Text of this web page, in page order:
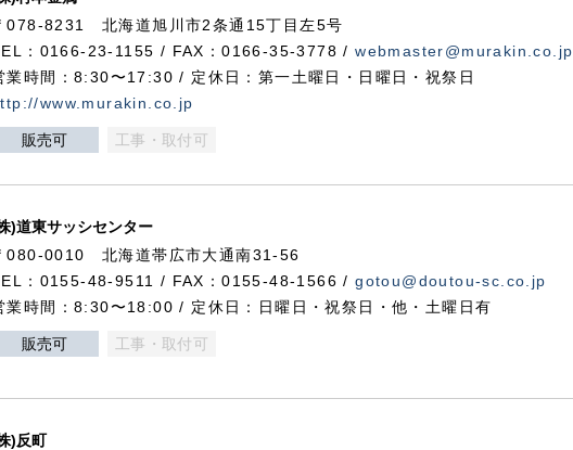
078-8231 北海道旭川市2条通15丁目左5号
：0166-23-1155 / FAX：0166-35-3778 /webmaster@murakin.co.jp
業時間：8:30〜17:30 / 定休日：第一土曜日・日曜日・祝祭日
www.murakin.co.jp
販売可 工事・取付可
)道東サッシセンター
080-0010 北海道帯広市大通南31-56
：0155-48-9511 / FAX：0155-48-1566 /gotou@doutou-sc.co.jp
業時間：8:30〜18:00 / 定休日：日曜日・祝祭日・他・土曜日有
販売可 工事・取付可
)反町